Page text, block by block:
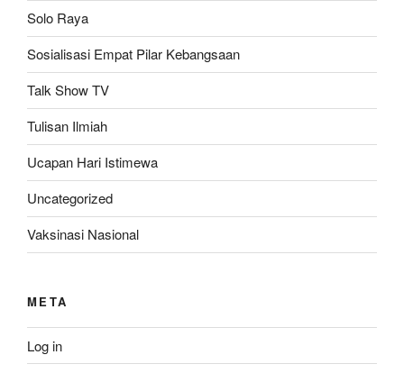
Solo Raya
Sosialisasi Empat Pilar Kebangsaan
Talk Show TV
Tulisan Ilmiah
Ucapan Hari Istimewa
Uncategorized
Vaksinasi Nasional
META
Log in